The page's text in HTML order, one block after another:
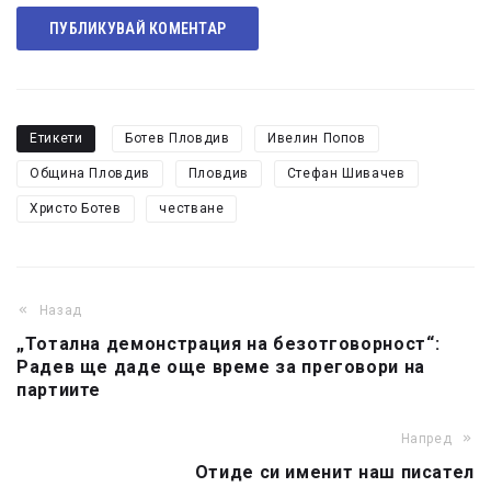
ПУБЛИКУВАЙ КОМЕНТАР
Етикети Ботев Пловдив Ивелин Попов
Община Пловдив Пловдив Стефан Шивачев
Христо Ботев честване
Назад
„Тотална демонстрация на безотговорност“:
Радев ще даде още време за преговори на
партиите
Напред
Отиде си именит наш писател